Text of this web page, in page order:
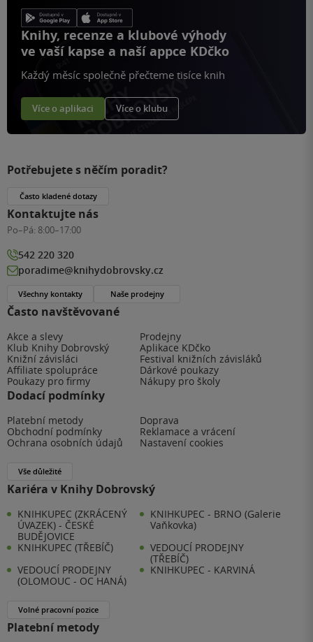
Knihy, recenze a klubové výhody
ve vaší kapse a naší appce KDčko
Každý měsíc společně přečteme tisíce knih
Více o aplikaci Více o klubu
Často navštěvované
Akce a slevy
Prodejny
Klub Knihy Dobrovský
Aplikace KDčko
Knižní závisláci
Festival knižních závisláků
Affiliate spolupráce
Dárkové poukazy
Poukazy pro firmy
Nákupy pro školy
Dodací podmínky
Platební metody
Doprava
Obchodní podmínky
Reklamace a vrácení
Ochrana osobních údajů
Nastavení cookies
Vše důležité
Kariéra v Knihy Dobrovský
KNIHKUPEC (ZKRÁCENÝ
ÚVAZEK) - ČESKÉ
BUDĚJOVICE
KNIHKUPEC - BRNO (Galerie
Vaňkovka)
KNIHKUPEC (TŘEBÍČ)
VEDOUCÍ PRODEJNY
(TŘEBÍČ)
VEDOUCÍ PRODEJNY
(OLOMOUC - OC HANÁ)
KNIHKUPEC - KARVINÁ
Volné pracovní pozice
Platební metody
Potřebujete s něčím poradit?
Často kladené dotazy
Kontaktujte nás
Po–Pá: 8:00–17:00
542 220 320
poradime@knihydobrovsky.cz
Všechny kontakty Naše prodejny